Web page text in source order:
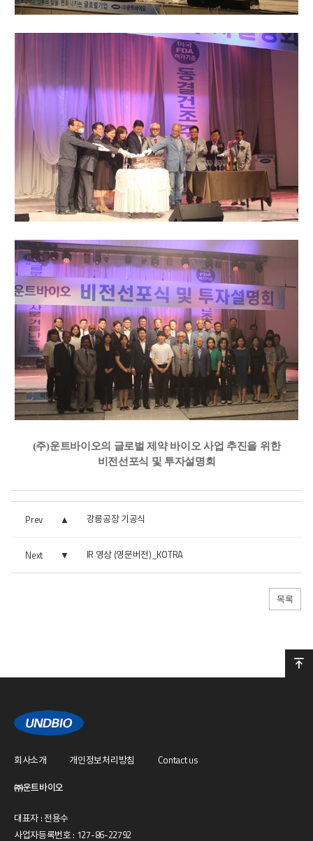
(주)운트바이오의 글로벌 제약 바이오 사업 추진을 위한
비전선포식 및 투자설명회
Prev 강릉공장 기공식
Next IR 영상 (영문버전)_KOTRA
목록
회사소개 개인정보처리방침
Contact us
㈜운트바이오
대표자 : 전용수
사업자등록번호 : 127-86-22792